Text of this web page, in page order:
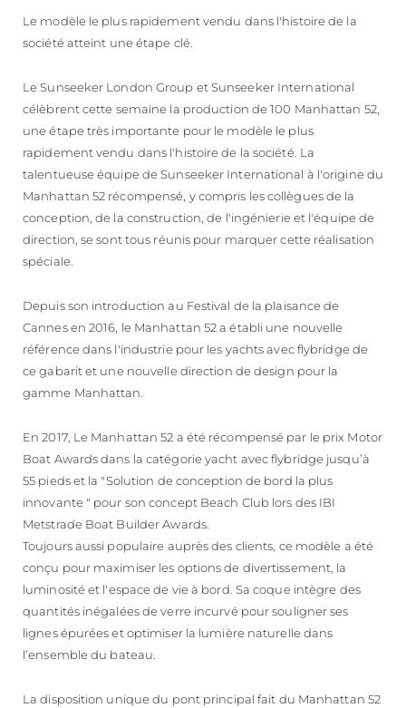
Le modèle le plus rapidement vendu dans l'histoire de la
société atteint une étape clé.
Le Sunseeker London Group et Sunseeker International
célèbrent cette semaine la production de 100 Manhattan 52,
une étape très importante pour le modèle le plus
rapidement vendu dans l'histoire de la société. La
talentueuse équipe de Sunseeker International à l'origine du
Manhattan 52 récompensé, y compris les collègues de la
conception, de la construction, de l'ingénierie et l'équipe de
direction, se sont tous réunis pour marquer cette réalisation
spéciale.
Depuis son introduction au Festival de la plaisance de
Cannes en 2016, le Manhattan 52 a établi une nouvelle
référence dans l'industrie pour les yachts avec flybridge de
ce gabarit et une nouvelle direction de design pour la
gamme Manhattan.
En 2017, Le Manhattan 52 a été récompensé par le prix Motor
Boat Awards dans la catégorie yacht avec flybridge jusqu’à
55 pieds et la "Solution de conception de bord la plus
innovante " pour son concept Beach Club lors des IBI
Metstrade Boat Builder Awards.
Toujours aussi populaire auprès des clients, ce modèle a été
conçu pour maximiser les options de divertissement, la
luminosité et l'espace de vie à bord. Sa coque intègre des
quantités inégalées de verre incurvé pour souligner ses
lignes épurées et optimiser la lumière naturelle dans
l’ensemble du bateau.
La disposition unique du pont principal fait du Manhattan 52